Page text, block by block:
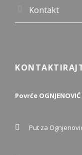
Kontakt
Povrće
Put za